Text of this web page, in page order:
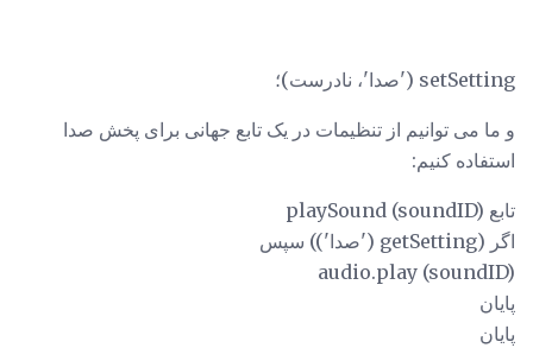
setSetting ('صدا'، نادرست)؛
و ما می توانیم از تنظیمات در یک تابع جهانی برای پخش صدا
استفاده کنیم:
تابع playSound (soundID)
اگر (getSetting ('صدا')) سپس
audio.play (soundID)
پایان
پایان